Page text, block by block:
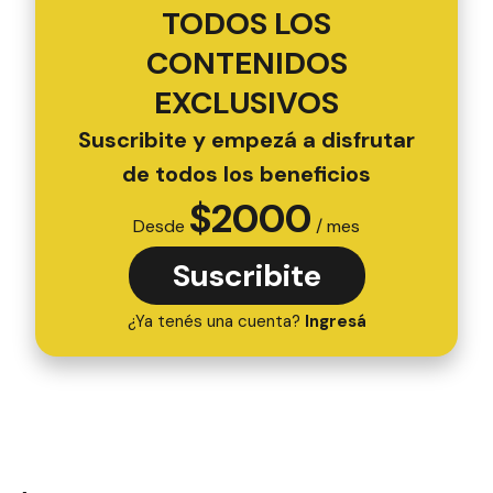
TODOS LOS
CONTENIDOS
EXCLUSIVOS
Suscribite y empezá a disfrutar
de todos los beneficios
Desde $2000 / mes
Suscribite
¿Ya tenés una cuenta? Ingresá